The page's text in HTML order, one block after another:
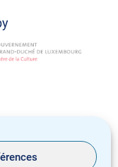
Notice Légale